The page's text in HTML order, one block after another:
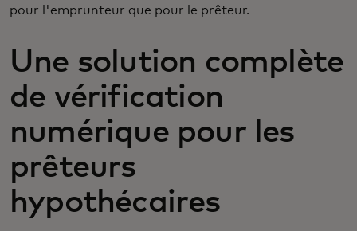
pour l'emprunteur que pour le prêteur.
Une solution complète
de vérification
numérique pour les
prêteurs
hypothécaires